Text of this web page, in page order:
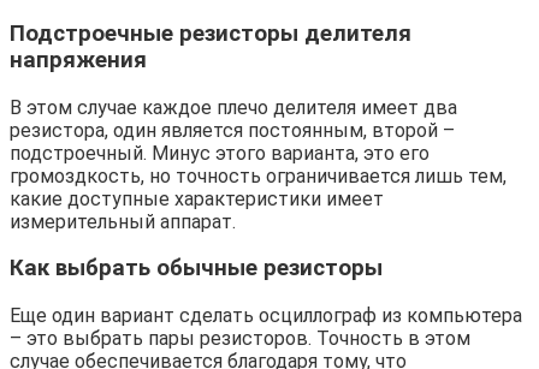
Подстроечные резисторы делителя
напряжения
В этом случае каждое плечо делителя имеет два
резистора, один является постоянным, второй –
подстроечный. Минус этого варианта, это его
громоздкость, но точность ограничивается лишь тем,
какие доступные характеристики имеет
измерительный аппарат.
Как выбрать обычные резисторы
Еще один вариант сделать осциллограф из компьютера
– это выбрать пары резисторов. Точность в этом
случае обеспечивается благодаря тому, что